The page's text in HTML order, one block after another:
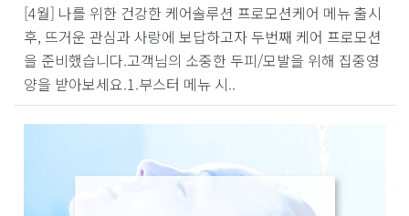
[4월] 나를 위한 건강한 케어솔루션 프로모션케어 메뉴 출시
후, 뜨거운 관심과 사랑에 보답하고자 두번째 케어 프로모션
을 준비했습니다.고객님의 소중한 두피/모발을 위해 집중영
양을 받아보세요.1.부스터 메뉴 시..